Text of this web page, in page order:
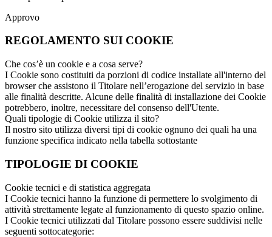
Approvo
REGOLAMENTO SUI COOKIE
Che cos’è un cookie e a cosa serve?
I Cookie sono costituiti da porzioni di codice installate all'interno del
browser che assistono il Titolare nell’erogazione del servizio in base
alle finalità descritte. Alcune delle finalità di installazione dei Cookie
potrebbero, inoltre, necessitare del consenso dell'Utente.
Quali tipologie di Cookie utilizza il sito?
Il nostro sito utilizza diversi tipi di cookie ognuno dei quali ha una
funzione specifica indicato nella tabella sottostante
TIPOLOGIE DI COOKIE
Cookie tecnici e di statistica aggregata
I Cookie tecnici hanno la funzione di permettere lo svolgimento di
attività strettamente legate al funzionamento di questo spazio online.
I Cookie tecnici utilizzati dal Titolare possono essere suddivisi nelle
seguenti sottocategorie: